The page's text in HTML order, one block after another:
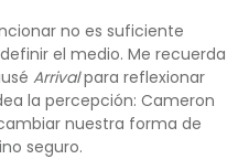
no es suficiente
el medio. Me recuerda
Arrivalpara reflexionar
la percepción: Cameron
nuestra forma de
seguro.